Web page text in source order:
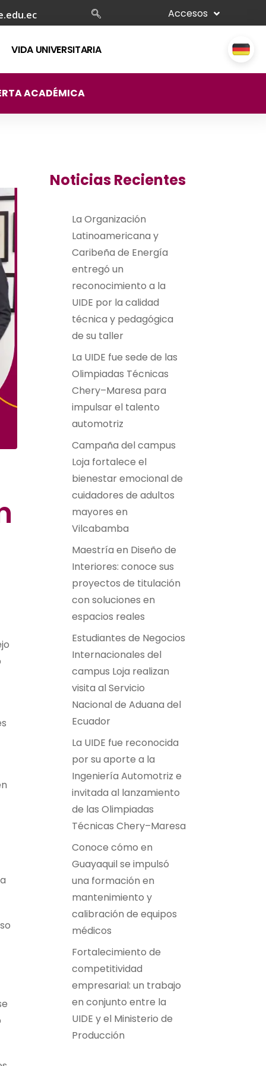
Accesos
VIDA UNIVERSITARIA
ACADÉMICA
Noticias Recientes
La Organización
Latinoamericana y
Caribeña de Energía
entregó un
reconocimiento a la
UIDE por la calidad
técnica y pedagógica
de su taller
La UIDE fue sede de las
Olimpiadas Técnicas
Chery–Maresa para
impulsar el talento
automotriz
Campaña del campus
Loja fortalece el
bienestar emocional de
cuidadores de adultos
mayores en
Vilcabamba
Maestría en Diseño de
Interiores: conoce sus
proyectos de titulación
con soluciones en
espacios reales
Estudiantes de Negocios
Internacionales del
campus Loja realizan
visita al Servicio
Nacional de Aduana del
Ecuador
La UIDE fue reconocida
por su aporte a la
Ingeniería Automotriz e
invitada al lanzamiento
de las Olimpiadas
Técnicas Chery–Maresa
Conoce cómo en
Guayaquil se impulsó
una formación en
mantenimiento y
calibración de equipos
médicos
Fortalecimiento de
competitividad
empresarial: un trabajo
en conjunto entre la
UIDE y el Ministerio de
Producción